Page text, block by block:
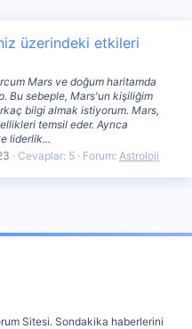
üzerindeki etkileri
Mars ve doğum haritamda
Bu sebeple, Mars'un kişiliğim
bilgi almak istiyorum. Mars,
temsil eder. Ayrıca
liderlik...
Cevaplar: 5 Forum: Astroloji
Sitesi. Sondakika haberlerini